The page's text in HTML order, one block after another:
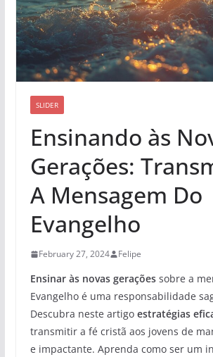
SLIDER
Ensinando às
Gerações:
A Mensagem Do
Evangelho
February 27, 2024 Felipe
Ensinar às novas geraçõessobre a
Evangelho é uma responsabilidade
Descubra neste artigo estratégias
transmitir a fé cristã aos jovens de
e impactante. Aprenda como ser um